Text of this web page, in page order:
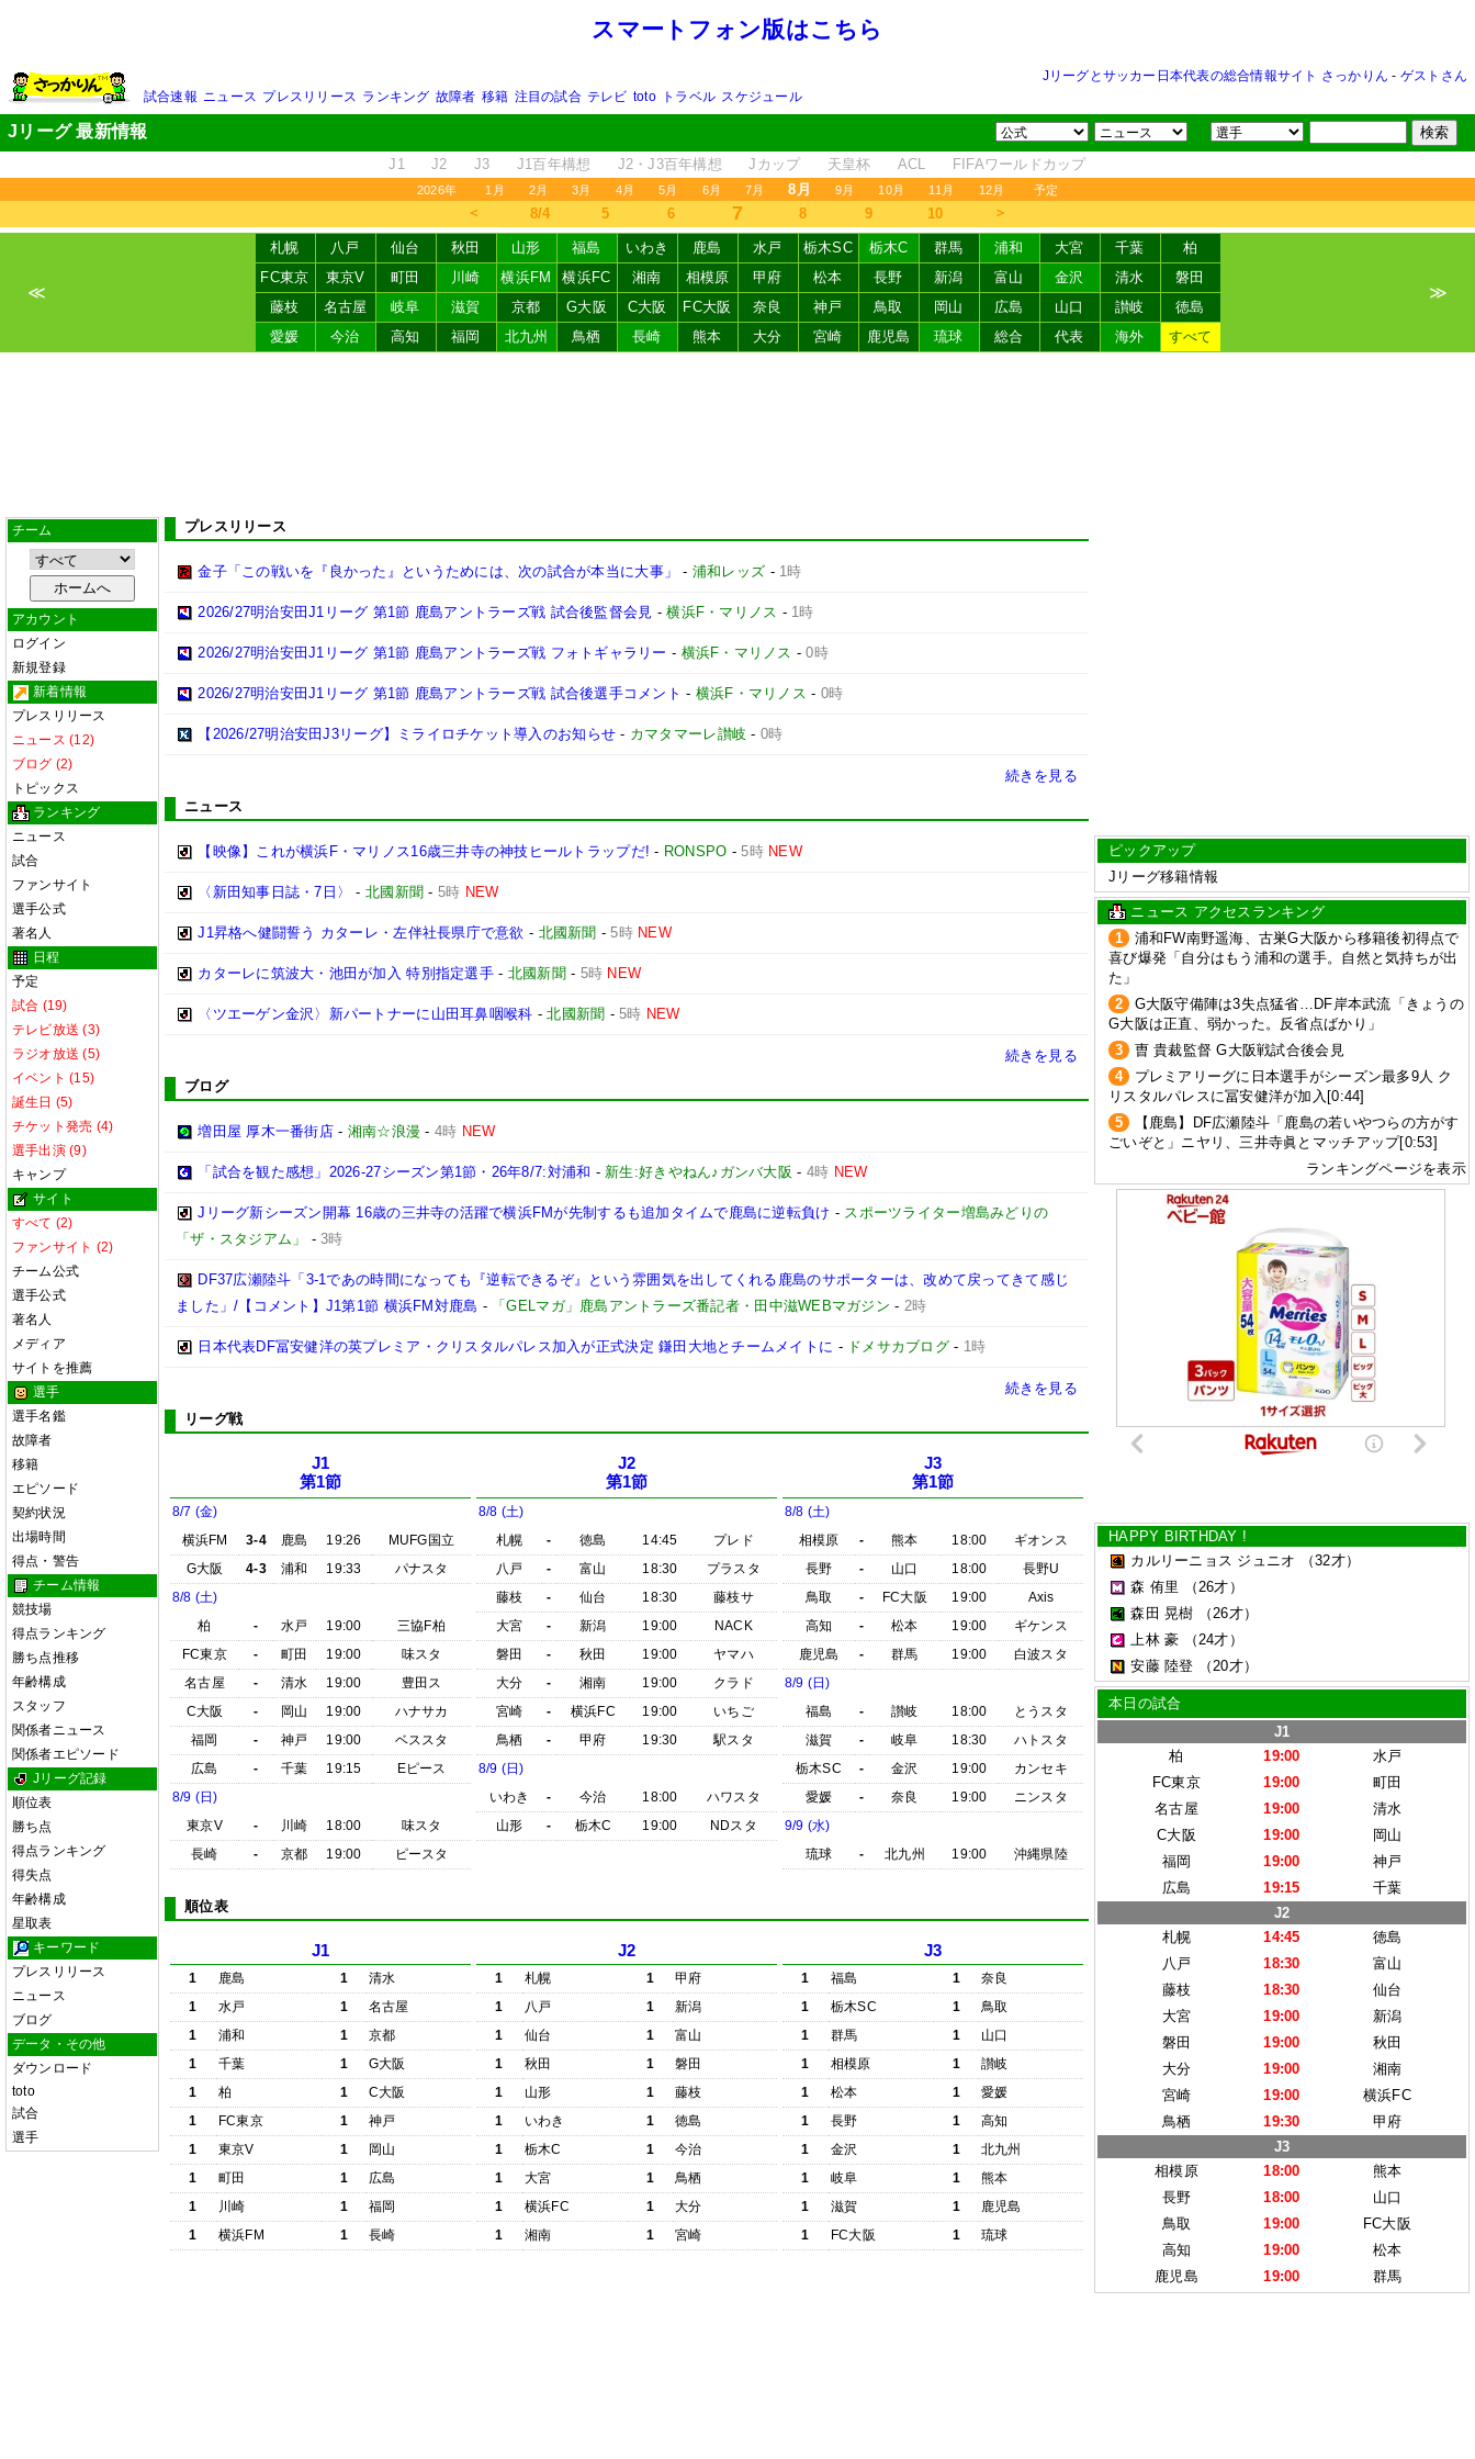
スマートフォン版はこちら
Jリーグとサッカー日本代表の総合情報サイト さっかりん - ゲストさん
試合速報 ニュース プレスリリース ランキング 故障者 移籍 注目の試合 テレビ toto トラベル スケジュール
Jリーグ 最新情報
J1 J2 J3 J1百年構想 J2・J3百年構想 Jカップ 天皇杯 ACL FIFAワールドカップ
2026年 1月 2月 3月 4月 5月 6月 7月 8月 9月 10月 11月 12月 予定
＜ 8/4 5 6 7 8 9 10 ＞
≪
札幌 八戸 仙台 秋田 山形 福島 いわき 鹿島 水戸 栃木SC 栃木C 群馬 浦和 大宮 千葉
柏
FC東京
東京V 町田 川崎 横浜FM 横浜FC 湘南 相模原 甲府 松本 長野 新潟 富山 金沢 清水
磐田
藤枝
名古屋 岐阜 滋賀 京都 G大阪 C大阪 FC大阪 奈良 神戸 鳥取 岡山 広島 山口 讃岐
徳島
愛媛
今治 高知 福岡 北九州 鳥栖 長崎 熊本 大分 宮崎 鹿児島 琉球 総合 代表 海外 すべて
≫
チーム
アカウント
ログイン
新規登録
新着情報
プレスリリース
ニュース (12)
ブログ (2)
トピックス
ランキング
ニュース
試合
ファンサイト
選手公式
著名人
日程
予定
試合 (19)
テレビ放送 (3)
ラジオ放送 (5)
イベント (15)
誕生日 (5)
チケット発売 (4)
選手出演 (9)
キャンプ
サイト
すべて (2)
ファンサイト (2)
チーム公式
選手公式
著名人
メディア
サイトを推薦
選手
選手名鑑
故障者
移籍
エピソード
契約状況
出場時間
得点・警告
チーム情報
競技場
得点ランキング
勝ち点推移
年齢構成
スタッフ
関係者ニュース
関係者エピソード
Jリーグ記録
順位表
勝ち点
得点ランキング
得失点
年齢構成
星取表
キーワード
プレスリリース
ニュース
ブログ
データ・その他
ダウンロード
toto
試合
選手
プレスリリース
金子「この戦いを『良かった』というためには、次の試合が本当に大事」 - 浦和レッズ - 1時
2026/27明治安田J1リーグ 第1節 鹿島アントラーズ戦 試合後監督会見 -横浜F・マリノス - 1時
2026/27明治安田J1リーグ 第1節 鹿島アントラーズ戦 フォトギャラリー - 横浜F・マリノス -0時
2026/27明治安田J1リーグ 第1節 鹿島アントラーズ戦 試合後選手コメント - 横浜F・マリノス - 0時
【2026/27明治安田J3リーグ】ミライロチケット導入のお知らせ - カマタマーレ讃岐 - 0時
続きを見る
ニュース
【映像】これが横浜F・マリノス16歳三井寺の神技ヒールトラップだ! - RONSPO -5時 NEW
〈新田知事日誌・7日〉 -北國新聞 - 5時 NEW
J1昇格へ健闘誓う カターレ・左伴社長県庁で意欲 - 北國新聞 -5時 NEW
カターレに筑波大・池田が加入 特別指定選手- 北國新聞 - 5時 NEW
〈ツエーゲン金沢〉新パートナーに山田耳鼻咽喉科 -北國新聞 -5時 NEW
続きを見る
ブログ
増田屋 厚木一番街店- 湘南☆浪漫 - 4時 NEW
「試合を観た感想」2026-27シーズン第1節・26年8/7:対浦和 - 新生:好きやねん♪ガンバ大阪 - 4時 NEW
Jリーグ新シーズン開幕 16歳の三井寺の活躍で横浜FMが先制するも追加タイムで鹿島に逆転負け - スポーツライター増島みどりの
「ザ・スタジアム」
-3時
DF37広瀬陸斗「3-1であの時間になっても『逆転できるぞ』という雰囲気を出してくれる鹿島のサポーターは、改めて戻ってきて感じ
ました」/【コメント】J1第1節 横浜FM対鹿島 - 「GELマガ」鹿島アントラーズ番記者・田中滋WEBマガジン - 2時
日本代表DF冨安健洋の英プレミア・クリスタルパレス加入が正式決定 鎌田大地とチームメイトに - ドメサカブログ- 1時
続きを見る
リーグ戦
J1
第1節
8/7 (金)
横浜FM
3-4 鹿島 19:26
MUFG国立
G大阪
4-3 浦和 19:33
パナスタ
8/8 (土)
柏
- 水戸 19:00
三協F柏
FC東京
- 町田 19:00
味スタ
名古屋
- 清水 19:00
豊田ス
C大阪
- 岡山 19:00
ハナサカ
福岡
- 神戸 19:00
ベススタ
広島
- 千葉 19:15
Eピース
8/9 (日)
東京V
- 川崎 18:00
味スタ
長崎
- 京都 19:00 ピースタ
J2
第1節
8/8 (土)
札幌
- 徳島 14:45
プレド
八戸
- 富山 18:30
プラスタ
藤枝
- 仙台 18:30
藤枝サ
大宮
- 新潟 19:00
NACK
磐田
- 秋田 19:00
ヤマハ
大分
- 湘南 19:00
クラド
宮崎
- 横浜FC 19:00
いちご
鳥栖
- 甲府 19:30
駅スタ
8/9 (日)
いわき
- 今治 18:00
ハワスタ
山形
- 栃木C 19:00 NDスタ
J3
第1節
8/8 (土)
相模原
- 熊本 18:00
ギオンス
長野
- 山口 18:00
長野U
鳥取
- FC大阪 19:00
Axis
高知
- 松本 19:00
ギケンス
鹿児島
- 群馬 19:00
白波スタ
8/9 (日)
福島
- 讃岐 18:00
とうスタ
滋賀
- 岐阜 18:30
ハトスタ
栃木SC
- 金沢 19:00
カンセキ
愛媛
- 奈良 19:00
ニンスタ
9/9 (水)
琉球
- 北九州 19:00 沖縄県陸
順位表
J1
1 鹿島 1
清水
1
水戸 1
名古屋
1
浦和 1
京都
1
千葉 1
G大阪
1
柏 1
C大阪
1
FC東京 1
神戸
1
東京V 1
岡山
1
町田 1
広島
1
川崎 1
福岡
1
横浜FM 1 長崎
J2
1 札幌 1
甲府
1
八戸 1
新潟
1
仙台 1
富山
1
秋田 1
磐田
1
山形 1
藤枝
1
いわき 1
徳島
1
栃木C 1
今治
1
大宮 1
鳥栖
1
横浜FC 1
大分
1
湘南 1 宮崎
J3
1 福島 1
奈良
1
栃木SC 1
鳥取
1
群馬 1
山口
1
相模原 1
讃岐
1
松本 1
愛媛
1
長野 1
高知
1
金沢 1
北九州
1
岐阜 1
熊本
1
滋賀 1
鹿児島
1
FC大阪 1 琉球
ピックアップ
Jリーグ移籍情報
ニュース アクセスランキング
1
浦和FW南野遥海、古巣G大阪から移籍後初得点で
喜び爆発「自分はもう浦和の選手。自然と気持ちが出
た」
2
G大阪守備陣は3失点猛省…DF岸本武流「きょうの
G大阪は正直、弱かった。反省点ばかり」
3
曺 貴裁監督 G大阪戦試合後会見
4
プレミアリーグに日本選手がシーズン最多9人 ク
リスタルパレスに冨安健洋が加入[0:44]
5
【鹿島】DF広瀬陸斗「鹿島の若いやつらの方がす
ごいぞと」ニヤリ、三井寺眞とマッチアップ[0:53]
ランキングページを表示
HAPPY BIRTHDAY !
カルリーニョス ジュニオ
（32才）
森 侑里
（26才）
森田 晃樹
（26才）
上林 豪
（24才）
安藤 陸登
（20才）
本日の試合
J1
柏
19:00
水戸
FC東京
19:00
町田
名古屋
19:00
清水
C大阪
19:00
岡山
福岡
19:00
神戸
広島
19:15
千葉
J2
札幌
14:45
徳島
八戸
18:30
富山
藤枝
18:30
仙台
大宮
19:00
新潟
磐田
19:00
秋田
大分
19:00
湘南
宮崎
19:00
横浜FC
鳥栖
19:30
甲府
J3
相模原
18:00
熊本
長野
18:00
山口
鳥取
19:00
FC大阪
高知
19:00
松本
鹿児島
19:00 群馬